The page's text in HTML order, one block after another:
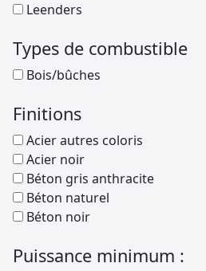
Leenders
Types de combustible
Bois/bûches
Finitions
Acier autres coloris
Acier noir
Béton gris anthracite
Béton naturel
Béton noir
Puissance minimum :